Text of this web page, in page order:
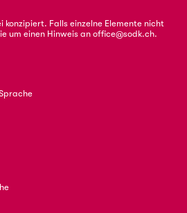
konzipiert. Falls einzelne Elemente nicht
um einen Hinweis an office@sodk.ch.